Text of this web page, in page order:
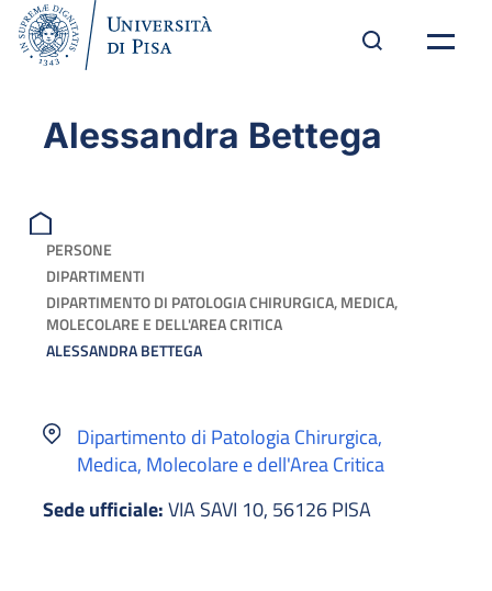
Alessandra Bettega
PERSONE
DIPARTIMENTI
DIPARTIMENTO DI PATOLOGIA CHIRURGICA, MEDICA,
MOLECOLARE E DELL'AREA CRITICA
ALESSANDRA BETTEGA
Dipartimento di Patologia Chirurgica,
Medica, Molecolare e dell'Area Critica
Sede ufficiale:VIA SAVI 10, 56126 PISA